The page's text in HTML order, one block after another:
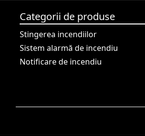
Categorii de produse
Stingerea incendiilor
Sistem alarmă de incendiu
Notificare de incendiu